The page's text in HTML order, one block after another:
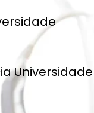
Universidade